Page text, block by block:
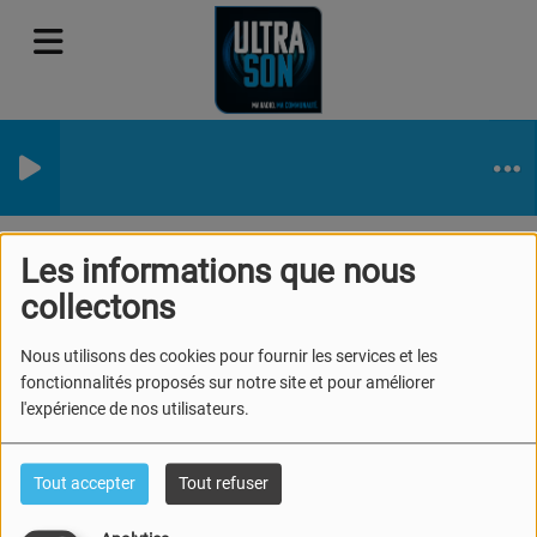
Les informations que nous
collectons
Nous utilisons des cookies pour fournir les services et les
fonctionnalités proposés sur notre site et pour améliorer
l'expérience de nos utilisateurs.
Tout accepter Tout refuser